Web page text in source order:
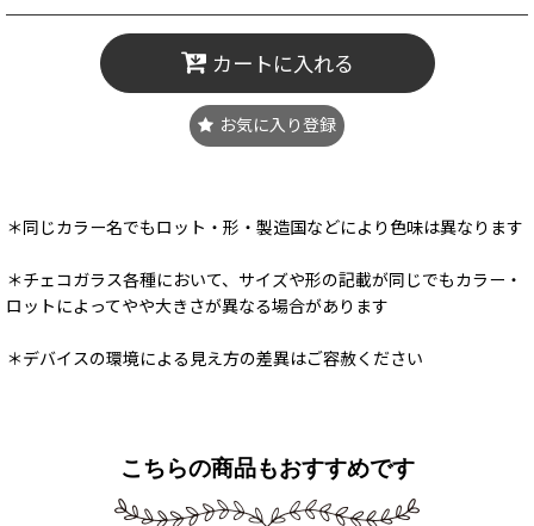
カートに入れる
お気に入り登録
＊同じカラー名でもロット・形・製造国などにより色味は異なります
＊チェコガラス各種において、サイズや形の記載が同じでもカラー・
ロットによってやや大きさが異なる場合があります
＊デバイスの環境による見え方の差異はご容赦ください
こちらの商品もおすすめです